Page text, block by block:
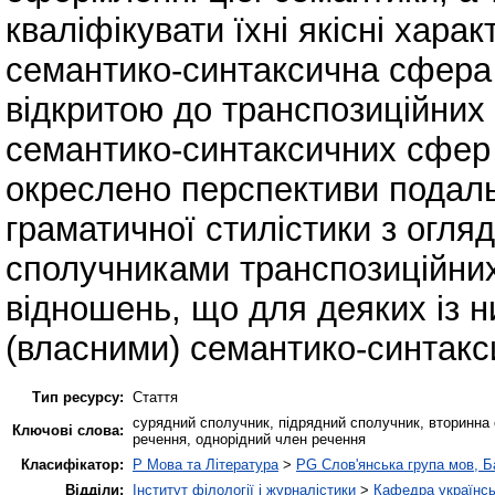
кваліфікувати їхні якісні
семантико-синтаксична
відкритою до
семантико-синтаксичних сфер
окреслено перспективи
граматичної стилістики з
сполучниками
відношень, що для деяких із
(власними) семантико-
Тип ресурсу: Стаття
Ключові слова: сурядний сполучник, підрядний сполучник,
речення, однорідний член речення
Класифікатор:
P Мова та Література > PG Слов'янська група мов,
Відділи:
Інститут філології і журналістики > Кафедра